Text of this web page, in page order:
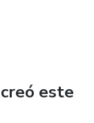
este